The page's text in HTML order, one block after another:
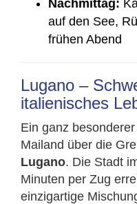
Nachmittag:
auf den See,
frühen Abend
Lugano –
italienisches
Ein ganz
Mailand über die
Lugano. Die Stadt
Minuten per Zug
einzigartige